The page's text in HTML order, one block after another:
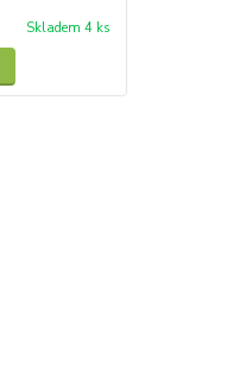
Skladem 4 ks